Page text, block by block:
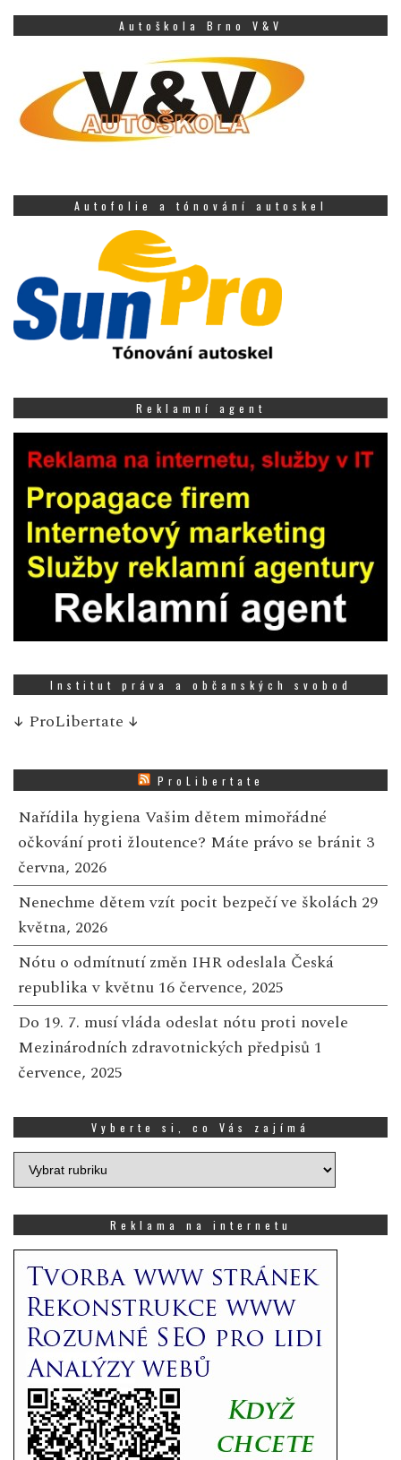
Autoškola Brno V&V
Autofolie a tónování autoskel
Reklamní agent
Institut práva a občanských svobod
↓ ProLibertate ↓
ProLibertate
Nařídila hygiena Vašim dětem mimořádné
očkování proti žloutence? Máte právo se bránit 3
června, 2026
Nenechme dětem vzít pocit bezpečí ve školách 29
května, 2026
Nótu o odmítnutí změn IHR odeslala Česká
republika v květnu 16 července, 2025
Do 19. 7. musí vláda odeslat nótu proti novele
Mezinárodních zdravotnických předpisů 1
července, 2025
Vyberte si, co Vás zajímá
Vyberte
si,
zajímá
Reklama na internetu